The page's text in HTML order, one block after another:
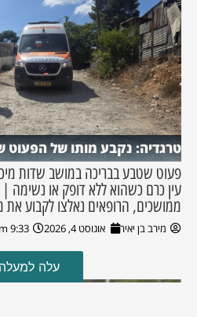
טרגדיה: נקבע מותו של הפעוט
פעוט שטבע בבריכה במושב שדות
עין כרם כשהוא ללא דופק או נשימה |
ממושכים, הרופאים נאלצו לקבוע את
מירב בן יאיר אוגוסט 4, 2026 9:33 pm
עלה למעלה